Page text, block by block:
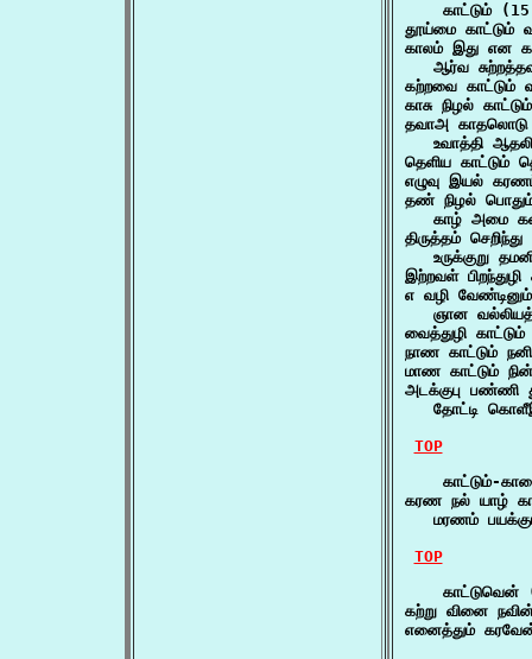
காட்டும்
தூய்மை காட்டும்
காலம் இது என
ஆர்வ
கற்றவை
காசு நிழல்
தவாஅ காதலொடு
உவாத்தி
தெளிய காட்டும்
எழுவு இயல்
தண் நிழல்
காழ் அமை
திருத்தம்
உருக்குறு
இற்றவள்
எ வழி
ஞான
வைத்துழி
நாண காட்டும்
மாண காட்டும்
அடக்குபு பண்ணி
தோட்டி கொளீஇ
TOP
காட்டும்-
கரண நல் யாழ்
மரணம்
TOP
காட்டுவென்
கற்று வினை
எனைத்தும்